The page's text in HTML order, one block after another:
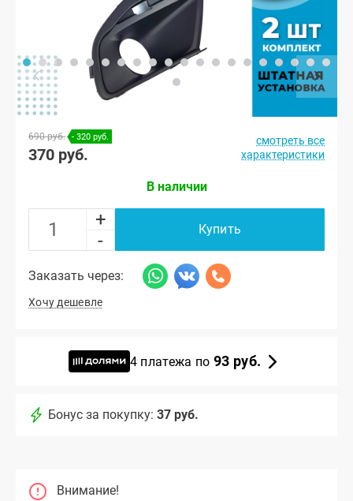
690 руб. - 320 руб.
370 руб.
смотреть все
характеристики
В наличии
+
-
Купить
Заказать через:
Хочу дешевле
4 платежа по 93 руб.
Бонус за покупку: 37 руб.
Внимание!